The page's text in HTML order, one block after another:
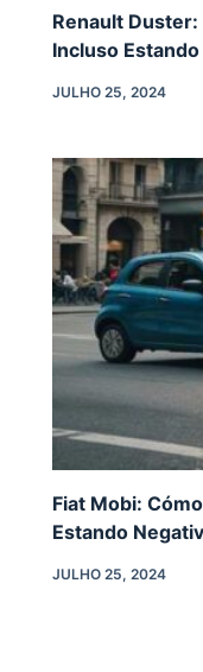
Renault
Incluso
JULHO 25, 2024
Fiat Mobi:
Estando
JULHO 25, 2024